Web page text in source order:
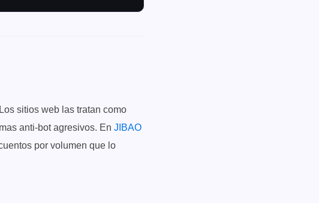
sitios web las tratan como
anti-bot agresivos. En JIBAO
por volumen que lo